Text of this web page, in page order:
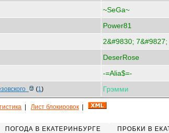
~SeGa~
Power81
2&#9830; 7&#9827;
DeserRose
-=Alia$=-
(1) Грэмми
Лист блокировок
ПОГОДА В ЕКАТЕРИНБУРГЕ ПРОБКИ В